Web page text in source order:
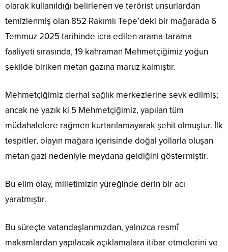
olarak kullanıldığı belirlenen ve terörist unsurlardan
temizlenmiş olan 852 Rakımlı Tepe’deki bir mağarada 6
Temmuz 2025 tarihinde icra edilen arama-tarama
faaliyeti sırasında, 19 kahraman Mehmetçiğimiz yoğun
şekilde biriken metan gazına maruz kalmıştır.
Mehmetçiğimiz derhal sağlık merkezlerine sevk edilmiş;
ancak ne yazık ki 5 Mehmetçiğimiz, yapılan tüm
müdahalelere rağmen kurtarılamayarak şehit olmuştur. İlk
tespitler, olayın mağara içerisinde doğal yollarla oluşan
metan gazi nedeniyle meydana geldiğini göstermiştir.
Bu elim olay, milletimizin yüreğinde derin bir acı
yaratmıştır.
Bu süreçte vatandaşlarımızdan, yalnızca resmî
makamlardan yapılacak açıklamalara itibar etmelerini ve